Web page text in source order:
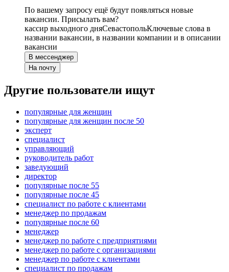
По вашему запросу ещё будут появляться новые
вакансии. Присылать вам?
кассир выходного дняСевастопольКлючевые слова в
названии вакансии, в названии компании и в описании
вакансии
В мессенджер
На почту
Другие пользователи ищут
популярные для женщин
популярные для женщин после 50
эксперт
специалист
управляющий
руководитель работ
заведующий
директор
популярные после 55
популярные после 45
специалист по работе с клиентами
менеджер по продажам
популярные после 60
менеджер
менеджер по работе с предприятиями
менеджер по работе с организациями
менеджер по работе с клиентами
специалист по продажам